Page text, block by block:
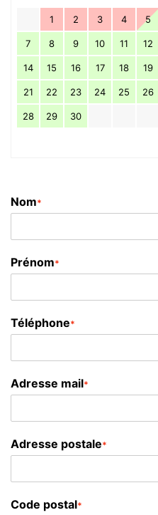
1 2 3 4 5
7 8 9 10 11 12
14 15 16 17 18 19
21 22 23 24 25 26
28 29 30
Nom*
Prénom*
Téléphone*
Adresse mail*
Adresse postale*
Code postal*